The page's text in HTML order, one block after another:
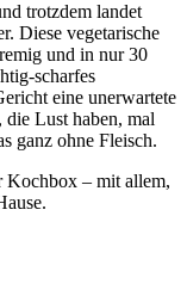
trotzdem landet
Diese vegetarische
und in nur 30
scharfes
eine unerwartete
Lust haben, mal
ganz ohne Fleisch.
Kochbox – mit allem,